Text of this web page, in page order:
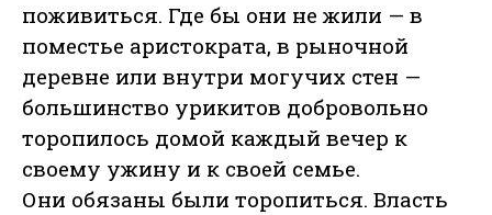
поживиться. Где бы они не жили — в
поместье аристократа, в рыночной
деревне или внутри могучих стен —
большинство урикитов добровольно
торопилось домой каждый вечер к
своему ужину и к своей семье.
Они обязаны были торопиться. Власть